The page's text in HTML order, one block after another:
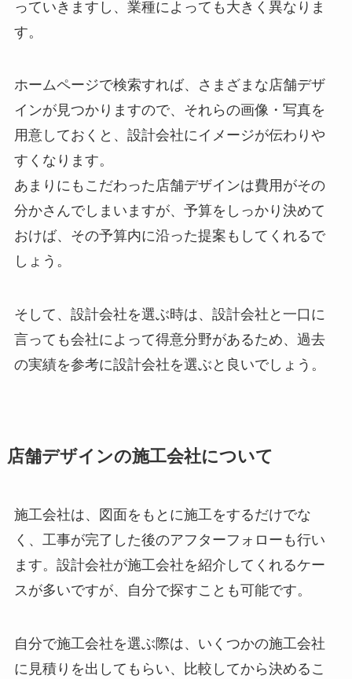
っていきますし、業種によっても大きく異なりま
す。
ホームページで検索すれば、さまざまな店舗デザ
インが見つかりますので、それらの画像・写真を
用意しておくと、設計会社にイメージが伝わりや
すくなります。
あまりにもこだわった店舗デザインは費用がその
分かさんでしまいますが、予算をしっかり決めて
おけば、その予算内に沿った提案もしてくれるで
しょう。
そして、 設計会社を選ぶ時は、設計会社と一口に
言っても会社によって得意分野があるため、過去
の実績を参考に設計会社を選ぶと良いでしょう。
店舗デザインの施工会社について
施工会社は、図面をもとに施工をするだけでな
く、工事が完了した後のアフターフォローも行い
ます。設計会社が施工会社を紹介してくれるケー
スが多いですが、自分で探すことも可能です。
自分で施工会社を選ぶ際は、いくつかの施工会社
に見積りを出してもらい、比較してから決めるこ